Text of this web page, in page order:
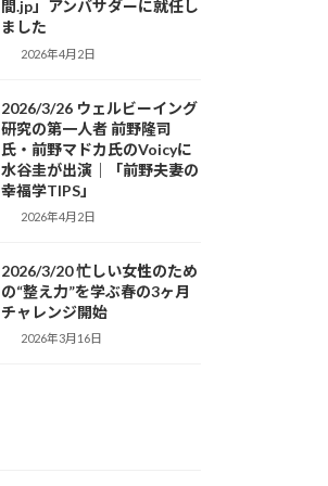
間.jp」アンバサダーに就任し
ました
2026年4月2日
2026/3/26 ウェルビーイング
研究の第一人者 前野隆司
氏・前野マドカ氏のVoicyに
水谷圭が出演｜「前野夫妻の
幸福学TIPS」
2026年4月2日
2026/3/20 忙しい女性のため
の“整え力”を学ぶ春の3ヶ月
チャレンジ開始
2026年3月16日